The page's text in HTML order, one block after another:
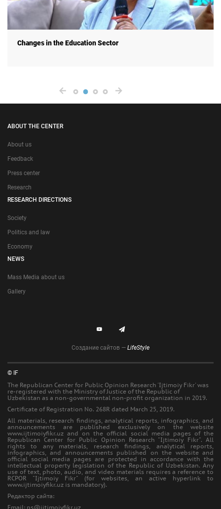
Changes in the Education Sector
ABOUT THE CENTER
About us
Feedback
Press center
Research
RESEARCH DIRECTIONS
Society
Politics and law
Economy
NEWS
Mass Media about us
Gallery
Создание сайтов — LifeStyle
© IF
The Republican Center for Public Opinion Research 'Ijtimoiy Fikr' was
re-registered with the Ministry of Justice of the Republic of
Uzbekistan as a non-governmental non-profit organization in 2019.
Certificate of Registration No. 268R dated March 25, 2019.
All materials, research findings, analytical reports, infographics, and
announcements are published exclusively on the website
www.ijtimoiyfikr.uz and on the official social media pages of the
Republican Center for Public Opinion Research "Ijtimoiy Fikr". All
rights to any materials, research findings, analytical reports,
infographics, and announcements published on the website and
official social media pages are protected in accordance with the
intellectual property legislation of the Republic of Uzbekistan. Any
use of text, photo, audio, and video materials requires a reference to
RCPOR "Ijtimoiy Fikr" (for websites, an active hyperlink to
www.ijtimoiyfikr.uz is mandatory).
Редактор сайта:
Еmail: ps@ijtimoiyfikr.uz